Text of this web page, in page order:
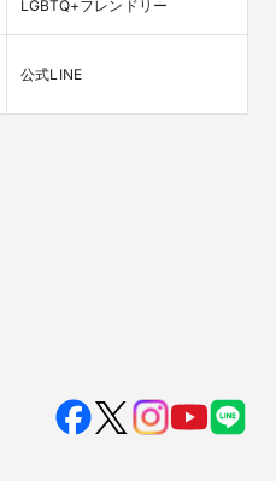
LGBTQ+フレンドリー
公式LINE